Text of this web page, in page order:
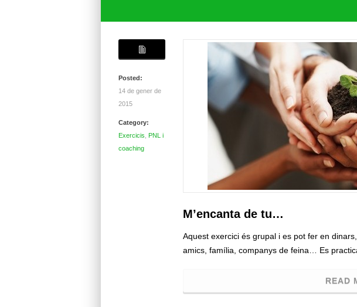
Posted:
14 de gener de
2015
Category:
Exercicis
PNL i
coaching
M’encanta de tu…
Aquest exercici és grupal i es pot fer en
amics, família, companys de feina… Es
READ